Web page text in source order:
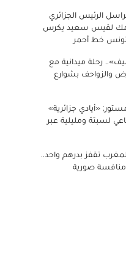
الرئيس الجزائري
لقيس سعيد يكرس
تونس خط أحمر
رحلة ميدانية مع
والزواحف بشوارع
«أيادي جزائرية»
لسبتة ومليلية عبر
تقفز بدرهم واحد..
صورية